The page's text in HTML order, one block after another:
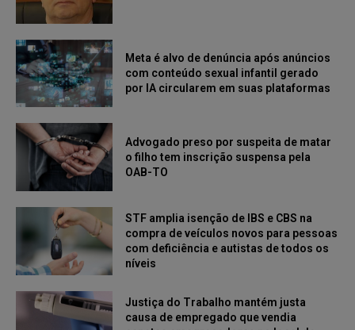
Meta é alvo de denúncia após anúncios
com conteúdo sexual infantil gerado
por IA circularem em suas plataformas
Advogado preso por suspeita de matar
o filho tem inscrição suspensa pela
OAB-TO
STF amplia isenção de IBS e CBS na
compra de veículos novos para pessoas
com deficiência e autistas de todos os
níveis
Justiça do Trabalho mantém justa
causa de empregado que vendia